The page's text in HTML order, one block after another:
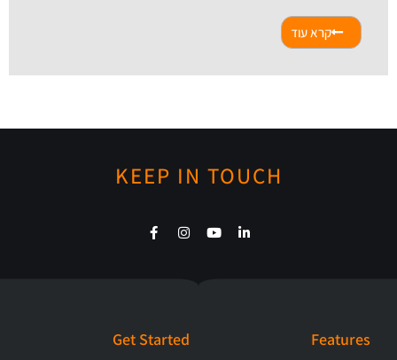
קרא עוד
KEEP IN TOUCH
Features
Get Started